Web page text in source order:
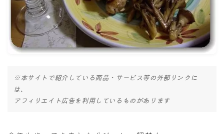
ナナちゃん人形
※本サイトで紹介している商品・サービス等の外部リンクに
は、
アフィリエイト広告を利用しているものがあります